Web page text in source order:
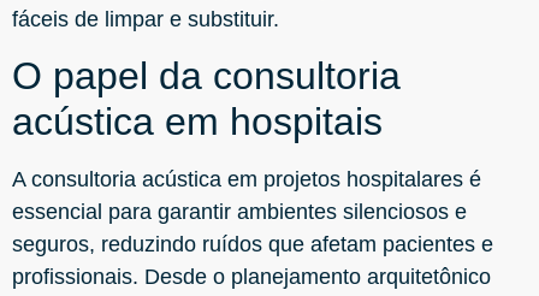
fáceis de limpar e substituir.
O papel da consultoria
acústica em hospitais
A consultoria acústica em projetos hospitalares é
essencial para garantir ambientes silenciosos e
seguros, reduzindo ruídos que afetam pacientes e
profissionais. Desde o planejamento arquitetônico